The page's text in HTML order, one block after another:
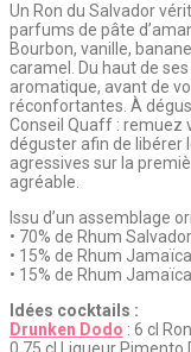
Un Ron du Salvador
parfums de pâte
Bourbon, vanille,
caramel. Du haut de
aromatique, avant de
réconfortantes. À
Conseil Quaff : remuez
déguster afin de libérer
agressives sur la
agréable.
Issu d’un assemblage
• 70% de Rhum
• 15% de Rhum
• 15% de Rhum
Idées cocktails :
Drunken Dodo : 6 cl